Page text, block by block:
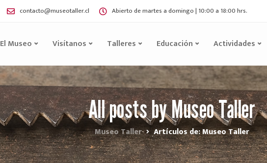
contacto@museotaller.cl Abierto de martes a domingo | 10:00 a 18:00 hrs.
El Museo Visítanos Talleres Educación Actividades
All posts by Museo Taller
Museo Taller Artículos de: Museo Taller